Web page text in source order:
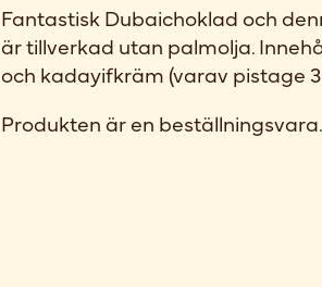
Fantastisk Dubaichoklad och
är tillverkad utan palmolja.
och kadayifkräm (varav pistage
Produkten är en beställningsvara.